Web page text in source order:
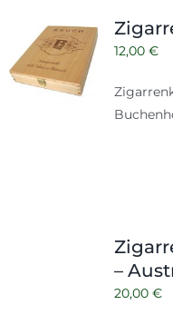
Zubehör 12,00 €
–
20,00 €